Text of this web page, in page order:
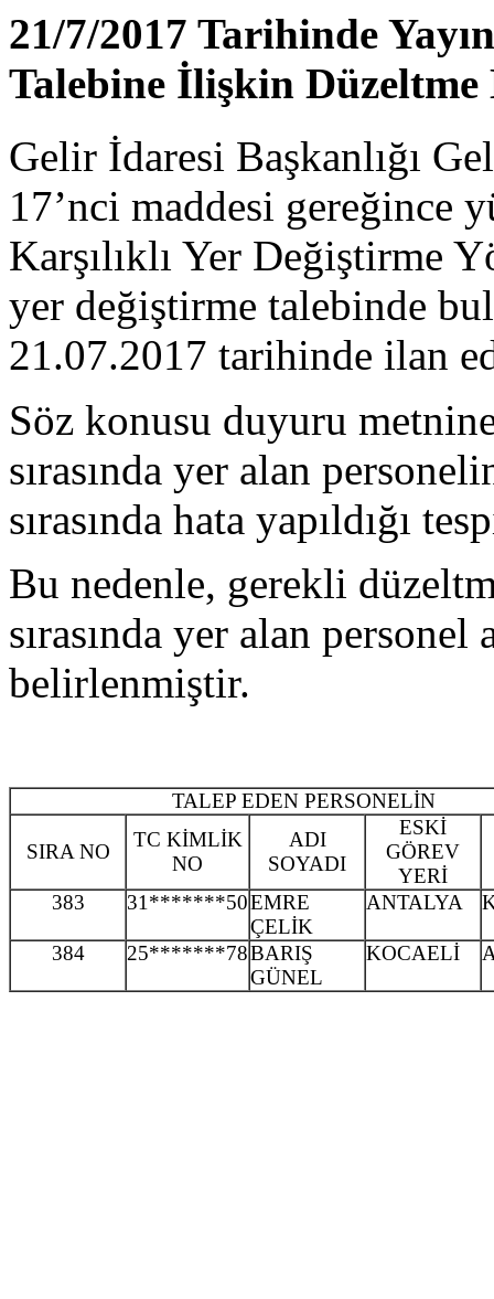
21/7/2017 Tarihinde
Talebine İlişkin Düzeltme
Gelir İdaresi Başkanlığı
17’nci maddesi gereğince
Karşılıklı Yer Değiştirme
yer değiştirme talebinde
21.07.2017 tarihinde ilan
Söz konusu duyuru
sırasında yer alan
sırasında hata yapıldığı
Bu nedenle, gerekli
sırasında yer alan
belirlenmiştir.
TALEP EDEN PERSONELİN
SIRA NO
TC KİMLİK
NO
ADI
SOYADI
ESKİ
GÖREV
YERİ
383
31*******50EMRE
ÇELİK
ANTALYA
384 25*******78BARIŞ
GÜNEL
KOCAELİ